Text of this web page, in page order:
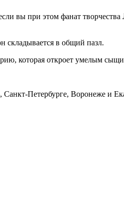
вы при этом фанат
складывается в общий пазл.
которая откроет умелым
Петербурге, Воронеже и